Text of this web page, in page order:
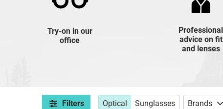
Try-on in our
office
Professional
advice on fit
and lenses
Filters Optical Sunglasses Brands